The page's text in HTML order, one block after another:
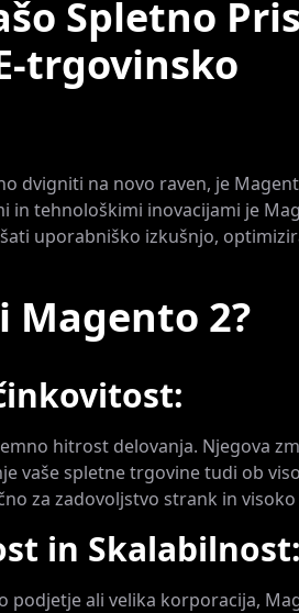
Spletno
trgovinsko
dvigniti na novo raven, je
in tehnološkimi inovacijami je
uporabniško izkušnjo,
Magento 2?
hitrost delovanja. Njegova
vaše spletne trgovine tudi ob
za zadovoljstvo strank in
in Skalabilnost:
podjetje ali velika korporacija,